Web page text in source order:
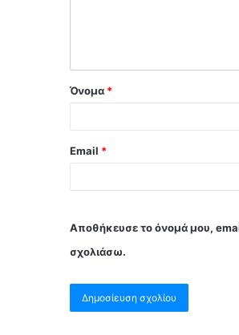
Όνομα *
Email *
Αποθήκευσε το όνομά μου,
σχολιάσω.